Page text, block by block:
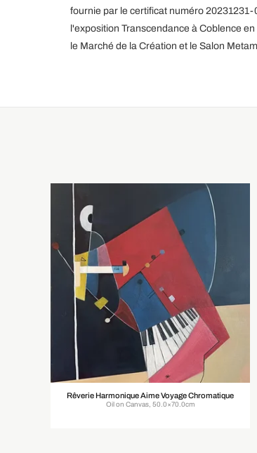
fournie par le certificat numéro
l'exposition Transcendance à Coblence
le Marché de la Création et le Salon
Rêverie Harmonique Aime Voyage Chromatique
Oil on Canvas, 50.0×70.0cm